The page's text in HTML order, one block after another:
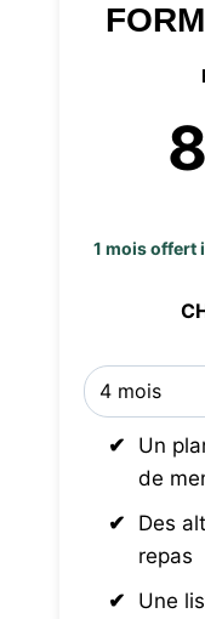
1 mois offert
Un
de
Des
repas
Une